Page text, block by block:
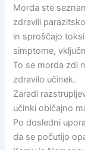
Morda ste
zdravili
in sproščajo
simptome,
To se morda zdi
zdravilo učinek.
Zaradi
učinki običajno
Po dosledni
da se počutijo